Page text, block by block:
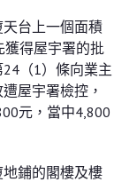
台上一個面積
獲得屋宇署的批
（1）條向業主
屋宇署檢控，
元，當中4,800
鋪的閣樓及樓